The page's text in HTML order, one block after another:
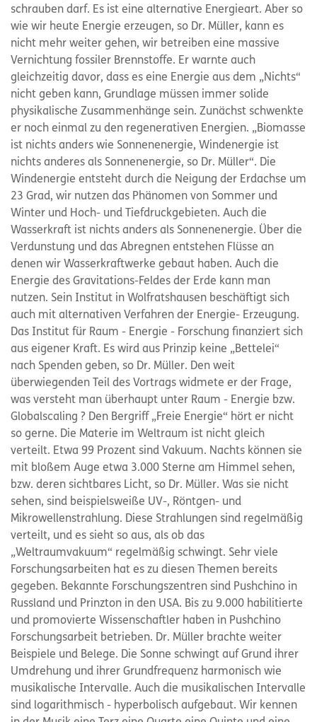
schrauben darf. Es ist eine alternative Energieart. Aber so
wie wir heute Energie erzeugen, so Dr. Müller, kann es
nicht mehr weiter gehen, wir betreiben eine massive
Vernichtung fossiler Brennstoffe. Er warnte auch
gleichzeitig davor, dass es eine Energie aus dem „Nichts“
nicht geben kann, Grundlage müssen immer solide
physikalische Zusammenhänge sein. Zunächst schwenkte
er noch einmal zu den regenerativen Energien. „Biomasse
ist nichts anders wie Sonnenenergie, Windenergie ist
nichts anderes als Sonnenenergie, so Dr. Müller“. Die
Windenergie entsteht durch die Neigung der Erdachse um
23 Grad, wir nutzen das Phänomen von Sommer und
Winter und Hoch- und Tiefdruckgebieten. Auch die
Wasserkraft ist nichts anders als Sonnenenergie. Über die
Verdunstung und das Abregnen entstehen Flüsse an
denen wir Wasserkraftwerke gebaut haben. Auch die
Energie des Gravitations-Feldes der Erde kann man
nutzen. Sein Institut in Wolfratshausen beschäftigt sich
auch mit alternativen Verfahren der Energie- Erzeugung.
Das Institut für Raum - Energie - Forschung finanziert sich
aus eigener Kraft. Es wird aus Prinzip keine „Bettelei“
nach Spenden geben, so Dr. Müller. Den weit
überwiegenden Teil des Vortrags widmete er der Frage,
was versteht man überhaupt unter Raum - Energie bzw.
Globalscaling ? Den Bergriff „Freie Energie“ hört er nicht
so gerne. Die Materie im Weltraum ist nicht gleich
verteilt. Etwa 99 Prozent sind Vakuum. Nachts können sie
mit bloßem Auge etwa 3.000 Sterne am Himmel sehen,
bzw. deren sichtbares Licht, so Dr. Müller. Was sie nicht
sehen, sind beispielsweiße UV-, Röntgen- und
Mikrowellenstrahlung. Diese Strahlungen sind regelmäßig
verteilt, und es sieht so aus, als ob das
„Weltraumvakuum“ regelmäßig schwingt. Sehr viele
Forschungsarbeiten hat es zu diesen Themen bereits
gegeben. Bekannte Forschungszentren sind Pushchino in
Russland und Prinzton in den USA. Bis zu 9.000 habilitierte
und promovierte Wissenschaftler haben in Pushchino
Forschungsarbeit betrieben. Dr. Müller brachte weiter
Beispiele und Belege. Die Sonne schwingt auf Grund ihrer
Umdrehung und ihrer Grundfrequenz harmonisch wie
musikalische Intervalle. Auch die musikalischen Intervalle
sind logarithmisch - hyperbolisch aufgebaut. Wir kennen